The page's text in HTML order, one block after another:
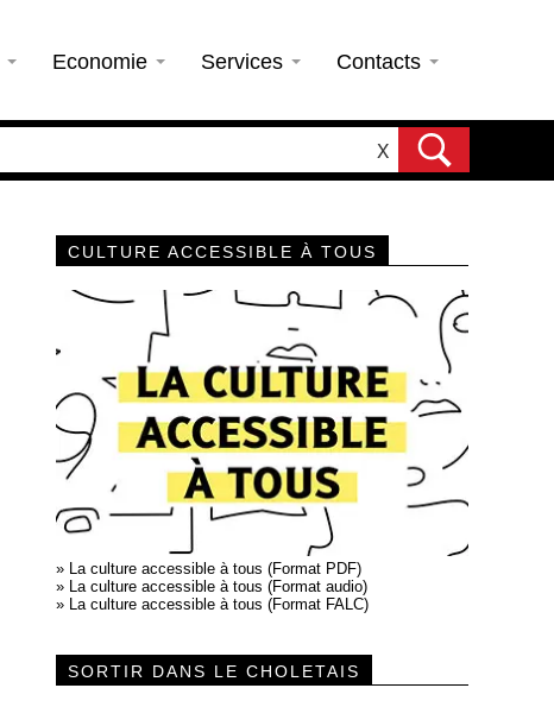
Economie Services Contacts
X
CULTURE ACCESSIBLE À TOUS
» La culture accessible à tous (Format PDF)
» La culture accessible à tous (Format audio)
» La culture accessible à tous (Format FALC)
SORTIR DANS LE CHOLETAIS